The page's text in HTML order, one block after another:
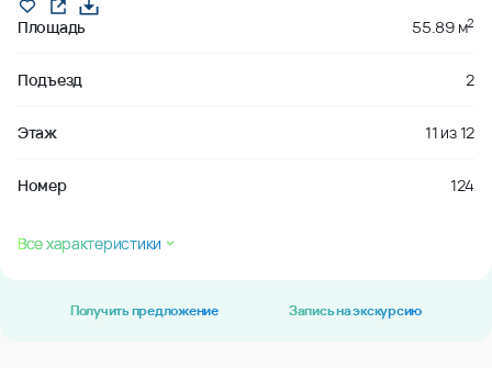
Площадь 55.89 м2
Подъезд 2
Этаж 11 из12
Номер 124
Все характеристики
Получить предложение Запись на экскурсию